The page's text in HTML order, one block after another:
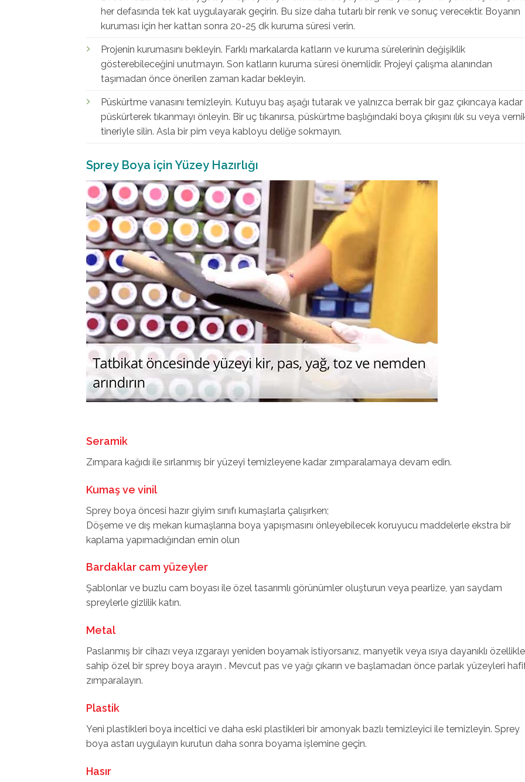
her defasında tek kat uygulayarak geçirin. Bu size daha tutarlı bir renk ve sonuç verecektir. Boyanın
kuruması için her kattan sonra 20-25 dk kuruma süresi verin.
Projenin kurumasını bekleyin. Farklı markalarda katların ve kuruma sürelerinin değişiklik
gösterebileceğini unutmayın. Son katların kuruma süresi önemlidir. Projeyi çalışma alanından
taşımadan önce önerilen zaman kadar bekleyin.
Püskürtme vanasını temizleyin. Kutuyu baş aşağı tutarak ve yalnızca berrak bir gaz çıkıncaya kadar
püskürterek tıkanmayı önleyin. Bir uç tıkanırsa, püskürtme başlığındaki boya çıkışını ılık su veya
tineriyle silin. Asla bir pim veya kabloyu deliğe sokmayın.
Sprey Boya için Yüzey Hazırlığı
Seramik
Zımpara kağıdı ile sırlanmış bir yüzeyi temizleyene kadar zımparalamaya devam edin.
Kumaş ve vinil
Sprey boya öncesi hazır giyim sınıfı kumaşlarla çalışırken;
Döşeme ve dış mekan kumaşlarına boya yapışmasını önleyebilecek koruyucu maddelerle ekstra bir
kaplama yapımadığından emin olun
Bardaklar cam yüzeyler
Şablonlar ve buzlu cam boyası ile özel tasarımlı görünümler oluşturun veya pearlize, yarı saydam
spreylerle gizlilik katın.
Metal
Paslanmış bir cihazı veya ızgarayı yeniden boyamak istiyorsanız, manyetik veya ısıya dayanıklı
sahip özel bir sprey boya arayın . Mevcut pas ve yağı çıkarın ve başlamadan önce parlak yüzeyleri
zımparalayın.
Plastik
Yeni plastikleri boya inceltici ve daha eski plastikleri bir amonyak bazlı temizleyici ile temizleyin. Sprey
boya astarı uygulayın kurutun daha sonra boyama işlemine geçin.
Hasır